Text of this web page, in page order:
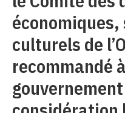
culturels de
recommandé